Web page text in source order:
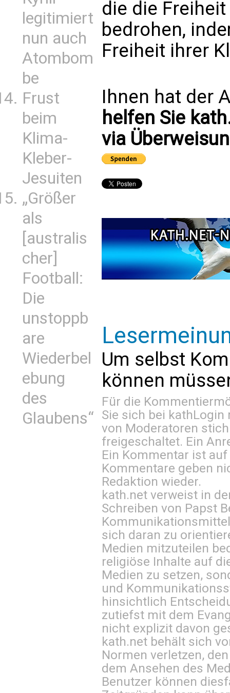
legitimiert
nun auch
Atombom
be
Frust
beim
Klima-
Kleber-
Jesuiten
„Größer
als
[australis
cher]
Football:
Die
unstoppb
are
Wiederbel
ebung
des
Glaubens“
die die
bedrohen,
Freiheit ihrer
Ihnen hat der
helfen Sie
via
Um selbst
können
Für die
Sie sich bei kathLogin
von Moderatoren
freigeschaltet. Ein
Ein Kommentar ist
Kommentare geben
Redaktion wieder.
kath.net verweist in
Schreiben von Papst
sich daran zu
Medien mitzuteilen
religiöse Inhalte auf
Medien zu setzen,
und
hinsichtlich
zutiefst mit dem
nicht explizit davon
kath.net behält sich
Normen verletzen,
dem Ansehen des
Benutzer können